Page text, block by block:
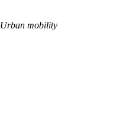
Urban mobility